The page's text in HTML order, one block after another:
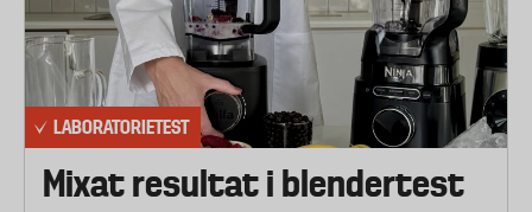
LABORATORIETEST
Mixat resultat i blendertest